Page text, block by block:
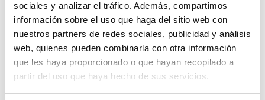
sociales y analizar el tráfico. Además, compartimos
información sobre el uso que haga del sitio web con
nuestros partners de redes sociales, publicidad y análisis
web, quienes pueden combinarla con otra información
que les haya proporcionado o que hayan recopilado a
partir del uso que haya hecho de sus servicios.
Presupuesto
Descripción
Esta estufa de infrarrojos elegante para su terraza hará que sus
noches sean aún más cálidas. Potente estufa para el exterior.